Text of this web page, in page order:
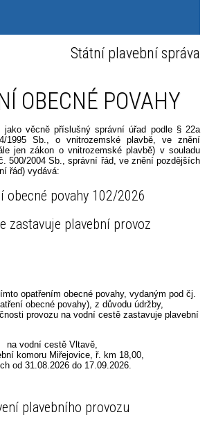
Státní plavební správa
OBECNÉ POVAHY
jako věcně příslušný správní úřad podle § 22a
1995 Sb., o vnitrozemské plavbě, ve znění
jen zákon o vnitrozemské plavbě) v souladu
500/2004 Sb., správní řád, ve znění pozdějších
řád) vydává:
obecné povahy 102/2026
zastavuje plavební provoz
opatřením obecné povahy, vydaným pod čj.
obecné povahy), z důvodu údržby,
provozu na vodní cestě zastavuje plavební
na vodní cestě Vltavě,
komoru Miřejovice, ř. km 18,00,
od 31.08.2026 do 17.09.2026.
plavebního provozu